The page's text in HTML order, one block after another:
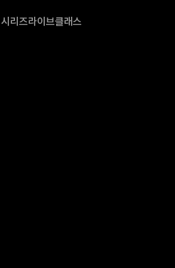
시리즈라이브클래스